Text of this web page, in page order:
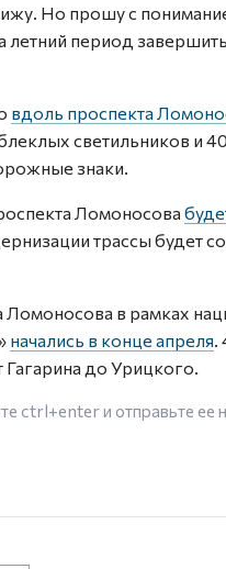
Но прошу с
летний период
вдоль проспекта
светильников и
знаки.
Ломоносова
трассы будет
в рамках
начались в конце апреля.
до Урицкого.
ctrl+enterи отправьте ее